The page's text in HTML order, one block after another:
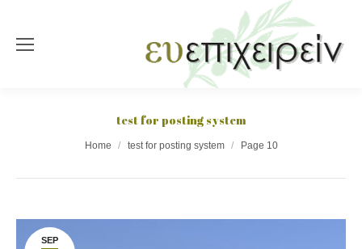
test for posting system
You are here:Home test for posting system Page 10
SEP